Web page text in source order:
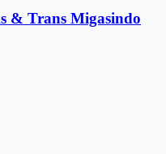
& Trans Migasindo